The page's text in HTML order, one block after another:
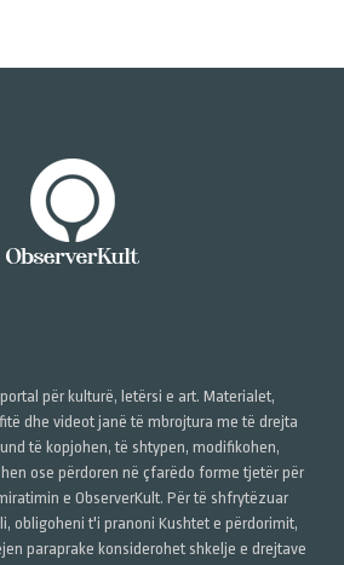
për kulturë, letërsi e art. Materialet,
dhe videot janë të mbrojtura me të drejta
të kopjohen, të shtypen, modifikohen,
ose përdoren në çfarëdo forme tjetër për
e ObserverKult. Për të shfrytëzuar
obligoheni t'i pranoni Kushtet e përdorimit,
paraprake konsiderohet shkelje e drejtave